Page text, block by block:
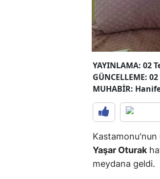
YAYINLAMA: 02
GÜNCELLEME:
MUHABİR:
Kastamonu'nun
Yaşar Oturak
meydana geldi.